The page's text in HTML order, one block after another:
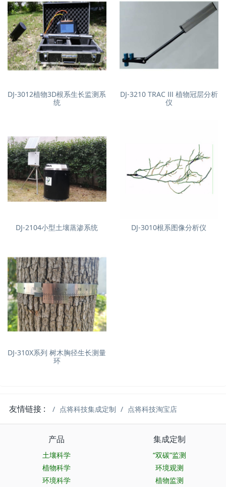
DJ-3012植物3D根系生长监测系
统
DJ-3210 TRAC Ⅲ 植物冠层分析
仪
DJ-2104小型土壤蒸渗系统 DJ-3010根系图像分析仪
DJ-310X系列 树木胸径生长测量
环
友情链接 : 点将科技集成定制 点将科技淘宝店
产品
土壤科学
植物科学
环境科学
集成定制
“双碳”监测
环境观测
植物监测